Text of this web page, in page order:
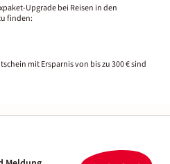
Upgrade bei Reisen in den
finden:
mit Ersparnis von bis zu 300 € sind